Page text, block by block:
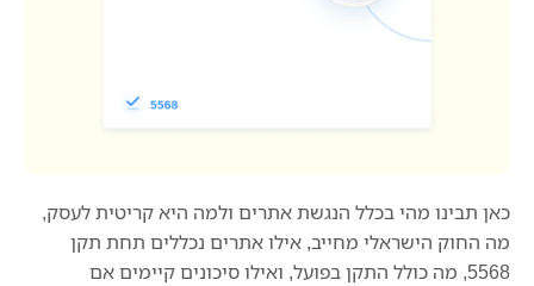
כאן תבינו מהי בכלל הנגשת אתרים ולמה היא קריטית לעסק,
מה החוק הישראלי מחייב, אילו אתרים נכללים תחת תקן
5568, מה כולל התקן בפועל, ואילו סיכונים קיימים אם